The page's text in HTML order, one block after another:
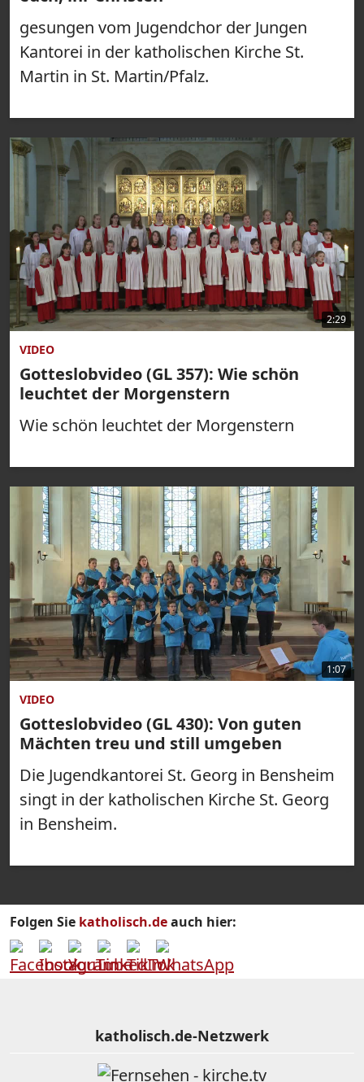
gesungen vom Jugendchor der Jungen
Kantorei in der katholischen Kirche St.
Martin in St. Martin/Pfalz.
2:29
VIDEO
Gotteslobvideo (GL 357): Wie schön
leuchtet der Morgenstern
Wie schön leuchtet der Morgenstern
1:07
VIDEO
Gotteslobvideo (GL 430): Von guten
Mächten treu und still umgeben
Die Jugendkantorei St. Georg in Bensheim
singt in der katholischen Kirche St. Georg
in Bensheim.
Folgen Sie katholisch.deauch hier:
katholisch.de-Netzwerk